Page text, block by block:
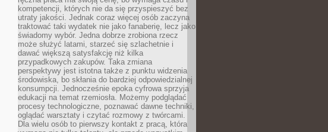
kompetencji, których nie da się przyspieszyć bez
utraty jakości. Jednak coraz więcej osób zaczyna
traktować taki wydatek nie jako fanaberię, lecz jako
świadomy wybór. Jedna dobrze zrobiona rzecz
może służyć latami, starzeć się szlachetnie i
dawać większą satysfakcję niż kilka
przypadkowych zakupów. Taka zmiana
perspektywy jest istotna także z punktu widzenia
środowiska, bo skłania do bardziej odpowiedzialnej
konsumpcji. Jednocześnie epoka cyfrowa sprzyja
edukacji na temat rzemiosła. Możemy podglądać
procesy technologiczne, poznawać dawne techniki,
oglądać warsztaty i czytać rozmowy z twórcami.
Dla wielu osób to pierwszy kontakt z pracą, która